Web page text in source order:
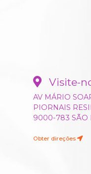
Visite-
AV MÁRIO
PIORNAIS
9000-783 SÃO
Obter direções